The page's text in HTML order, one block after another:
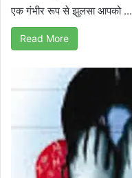
एक गंभीर रूप से झुलसा आपको ...
Read More